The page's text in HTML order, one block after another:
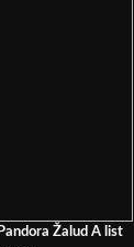
Žalud A list